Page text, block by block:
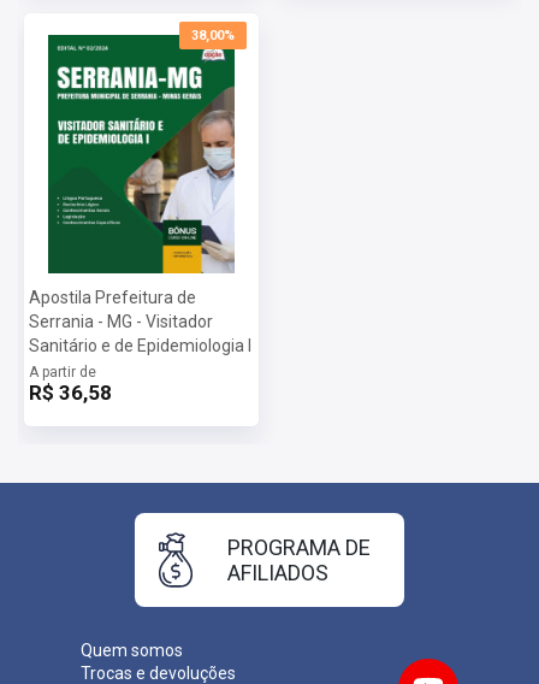
R$ 90,00
Provas:26/01/2025
Organizadora:IBGP
38,00%
Apostila Prefeitura de
Serrania - MG - Visitador
Sanitário e de Epidemiologia I
A partir de
R$ 36,58
Quem somos
Trocas e devoluções
PROGRAMA DE
AFILIADOS